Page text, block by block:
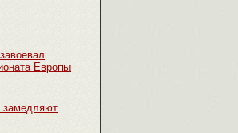
Европы
замедляют